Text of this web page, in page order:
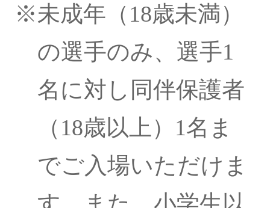
※未成年（18歳未満）
の選手のみ、選手1
名に対し同伴保護者
（18歳以上）1名ま
でご入場いただけま